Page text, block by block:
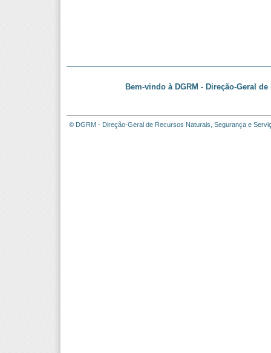
Bem-vindo à DGRM - Direção-Geral
© DGRM - Direção-Geral de Recursos Naturais, Segurança e